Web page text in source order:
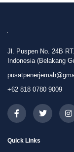
Jl. Puspen No. 24B
Indonesia (Belakang
+62 818 0780 9009
Quick Links